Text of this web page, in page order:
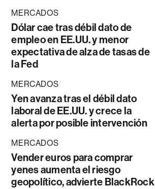
MERCADOS
Dólar cae tras débil dato de
empleo en EE.UU. y menor
expectativa de alza de tasas de
la Fed
MERCADOS
Yen avanza tras el débil dato
laboral de EE.UU. y crece la
alerta por posible intervención
MERCADOS
Vender euros para comprar
yenes aumenta el riesgo
geopolítico, advierte BlackRock